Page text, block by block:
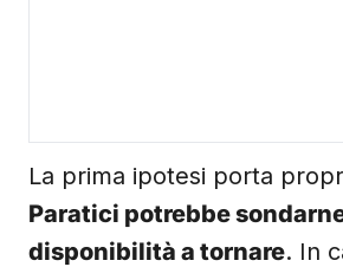
La prima ipotesi porta
Paratici potrebbe
disponibilità a tornare. In